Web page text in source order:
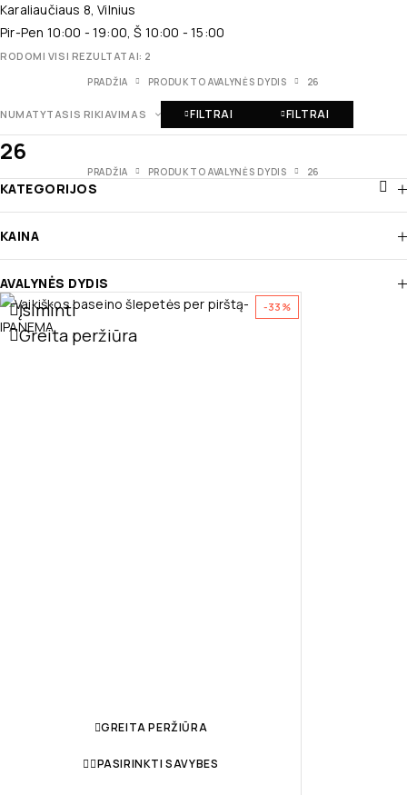
Karaliaučiaus 8, Vilnius
Pir-Pen 10:00 - 19:00, Š 10:00 - 15:00
RODOMI VISI REZULTATAI: 2
PRADŽIA PRODUKTO AVALYNĖS DYDIS 26
NUMATYTASIS RIKIAVIMAS FILTRAI FILTRAI
26
PRADŽIA PRODUKTO AVALYNĖS DYDIS 26
KATEGORIJOS
KAINA
AVALYNĖS DYDIS
-33%
Įsiminti
Greita peržiūra
GREITA PERŽIŪRA
PASIRINKTI SAVYBES